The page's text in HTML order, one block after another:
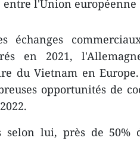
entre l'Union européenne
échanges
en 2021,
du Vietnam en
opportunités de
selon lui, près de 50%